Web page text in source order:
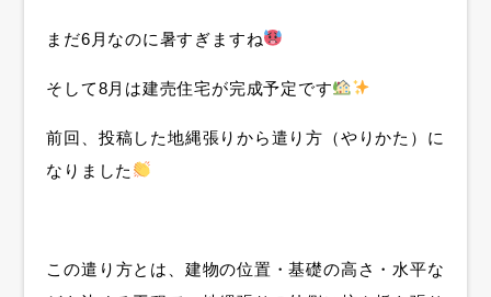
まだ6月なのに暑すぎますね
そして8月は建売住宅が完成予定です
前回、投稿した地縄張りから遣り方（やりかた）に
なりました
この遣り方とは、建物の位置・基礎の高さ・水平な